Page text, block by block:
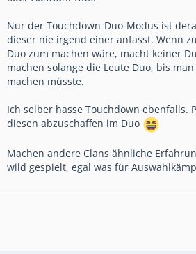
Nur der Touchdown-Duo-Modus ist
dieser nie irgend einer anfasst. Wenn
Duo zum machen wäre, macht keiner
machen solange die Leute Duo, bis
machen müsste.
Ich selber hasse Touchdown ebenfalls.
diesen abzuschaffen im Duo
Machen andere Clans ähnliche
wild gespielt, egal was für